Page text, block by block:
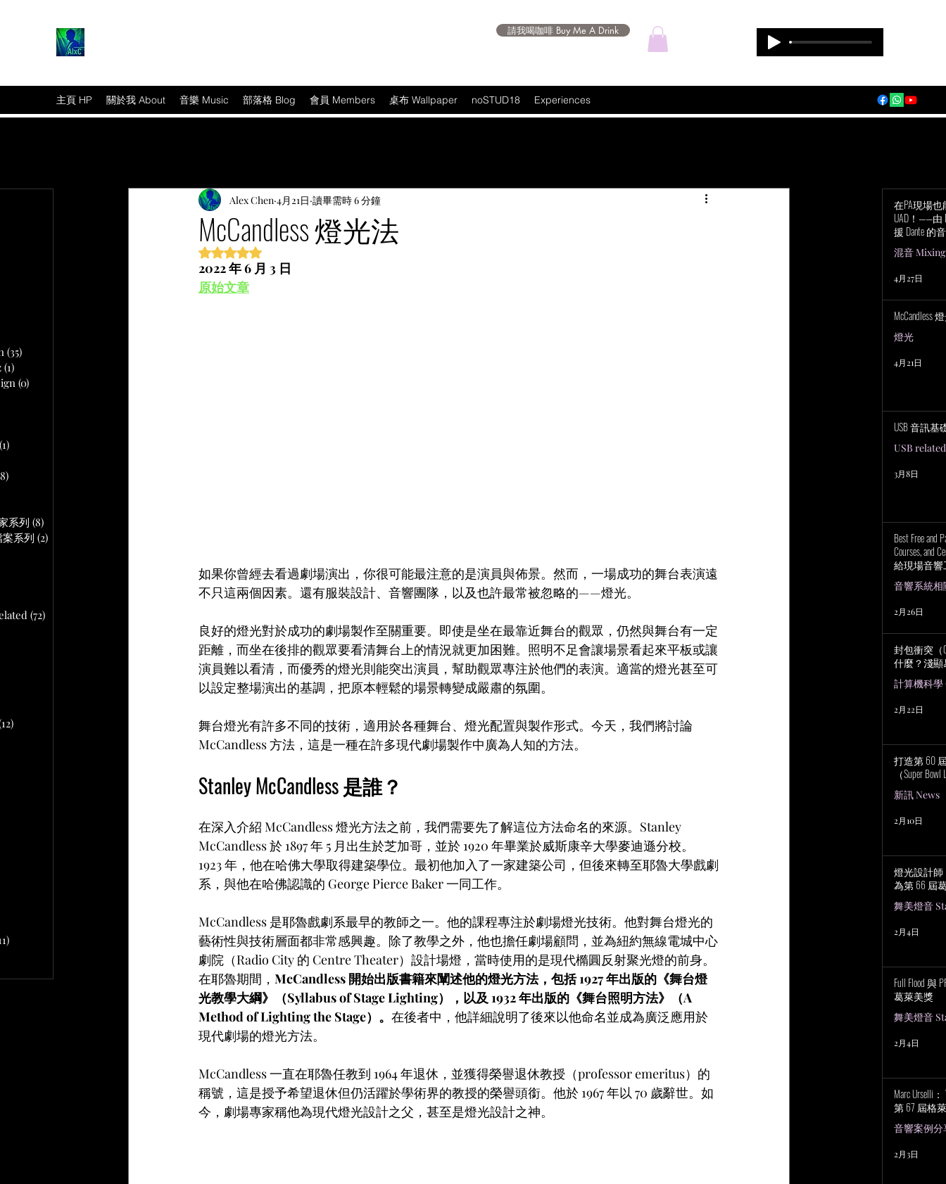
請我喝咖啡 Buy Me A Drink
主頁 HP 關於我 About 音樂 Music 部落格 Blog 會員 Members 桌布 Wallpaper noSTUD18 Experiences
(35)
(1)
(0)
(1)
系列 (8)
系列 (2)
(72)
McCandless 燈光法
Alex Chen 4月21日 讀畢需時 6 分鐘
評等為 NaN（最高為 5 顆星）。
2022 年 6 月 3 日
原始文章
如果你曾經去看過劇場演出，你很可能最注意的是演員與佈景。然而，一場成功的舞台表演遠
不只這兩個因素。還有服裝設計、音響團隊，以及也許最常被忽略的——燈光。
良好的燈光對於成功的劇場製作至關重要。即使是坐在最靠近舞台的觀眾，仍然與舞台有一定
距離，而坐在後排的觀眾要看清舞台上的情況就更加困難。照明不足會讓場景看起來平板或讓
演員難以看清，而優秀的燈光則能突出演員，幫助觀眾專注於他們的表演。適當的燈光甚至可
以設定整場演出的基調，把原本輕鬆的場景轉變成嚴肅的氛圍。
舞台燈光有許多不同的技術，適用於各種舞台、燈光配置與製作形式。今天，我們將討論
McCandless 方法，這是一種在許多現代劇場製作中廣為人知的方法。
Stanley McCandless 是誰？
在深入介紹 McCandless 燈光方法之前，我們需要先了解這位方法命名的來源。Stanley
McCandless 於 1897 年 5 月出生於芝加哥，並於 1920 年畢業於威斯康辛大學麥迪遜分校。
1923 年，他在哈佛大學取得建築學位。最初他加入了一家建築公司，但後來轉至耶魯大學戲劇
系，與他在哈佛認識的 George Pierce Baker 一同工作。
McCandless 是耶魯戲劇系最早的教師之一。他的課程專注於劇場燈光技術。他對舞台燈光的
藝術性與技術層面都非常感興趣。除了教學之外，他也擔任劇場顧問，並為紐約無線電城中心
劇院（Radio City 的 Centre Theater）設計場燈，當時使用的是現代橢圓反射聚光燈的前身。
在耶魯期間， McCandless 開始出版書籍來闡述他的燈光方法，包括 1927 年出版的《舞台燈
光教學大綱》（Syllabus of Stage Lighting），以及 1932 年出版的《舞台照明方法》（A
Method of Lighting the Stage）。 在後者中，他詳細說明了後來以他命名並成為廣泛應用於
現代劇場的燈光方法。
McCandless 一直在耶魯任教到 1964 年退休，並獲得榮譽退休教授（professor emeritus）的
稱號，這是授予希望退休但仍活躍於學術界的教授的榮譽頭銜。他於 1967 年以 70 歲辭世。如
今，劇場專家稱他為現代燈光設計之父，甚至是燈光設計之神。
在PA現場
UAD！——由
援 Dante 的
Audio Apollo
混音 Mixing
4月27日
McCandless
燈光
4月21日
USB 音訊基
USB related
3月8日
Best Free and
Courses, and
給現場音
上培訓研
音響系統相
2月26日
封包衝突（
什麼？淺
計算機科學
2月22日
打造第 60
（Super
新訊 News
2月10日
燈光設計師
為第 66 屆
舞美燈音
2月4日
Full Flood 與
葛萊美獎
舞美燈音
2月4日
Marc Urselli
第 67 屆格
音響案例分
2月3日